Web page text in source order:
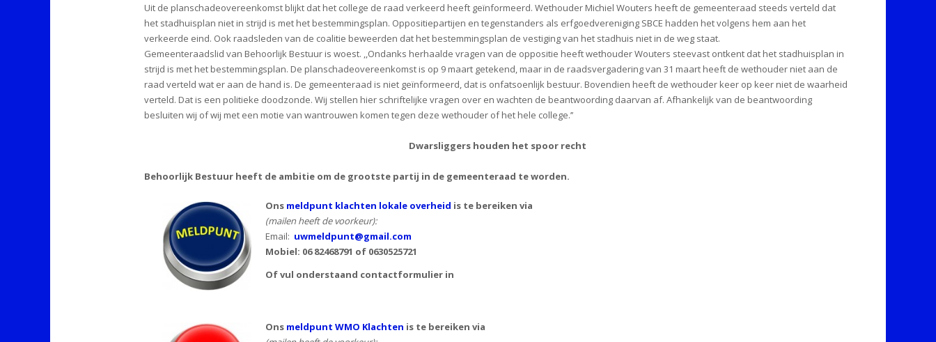
Uit de planschadeovereenkomst blijkt dat het college de raad verkeerd heeft geïnformeerd. Wethouder Michiel Wouters heeft de gemeenteraad steeds verteld dat
het stadhuisplan niet in strijd is met het bestemmingsplan. Oppositiepartijen en tegenstanders als erfgoedvereniging SBCE hadden het volgens hem aan het
verkeerde eind. Ook raadsleden van de coalitie beweerden dat het bestemmingsplan de vestiging van het stadhuis niet in de weg staat.
Gemeenteraadslid van Behoorlijk Bestuur is woest. ,,Ondanks herhaalde vragen van de oppositie heeft wethouder Wouters steevast ontkent dat het stadhuisplan in
strijd is met het bestemmingsplan. De planschadeovereenkomst is op 9 maart getekend, maar in de raadsvergadering van 31 maart heeft de wethouder niet aan de
raad verteld wat er aan de hand is. De gemeenteraad is niet geïnformeerd, dat is onfatsoenlijk bestuur. Bovendien heeft de wethouder keer op keer niet de waarheid
verteld. Dat is een politieke doodzonde. Wij stellen hier schriftelijke vragen over en wachten de beantwoording daarvan af. Afhankelijk van de beantwoording
besluiten wij of wij met een motie van wantrouwen komen tegen deze wethouder of het hele college.’’
Dwarsliggers houden het spoor recht
Behoorlijk Bestuur heeft de ambitie om de grootste partij in de gemeenteraad te worden.
Ons meldpunt klachten lokale overheid is te bereiken via
(mailen heeft de voorkeur):
Email: uwmeldpunt@gmail.com
Mobiel: 06 82468791 of 0630525721
Of vul onderstaand contactformulier in
Ons meldpunt WMO Klachten is te bereiken via